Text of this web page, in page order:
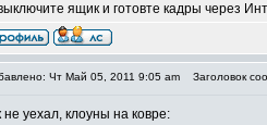
ящик и готовте кадры через
Чт Май 05, 2011 9:05 am Заголовок
не уехал, клоуны на ковре: